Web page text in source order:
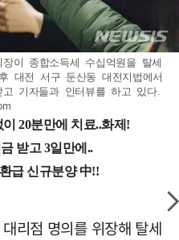
이 종합소득세 수십억원을 탈세
대전 서구 둔산동 대전지법에서
기자들과 인터뷰를 하고 있다.
리점 명의를 위장해 탈세